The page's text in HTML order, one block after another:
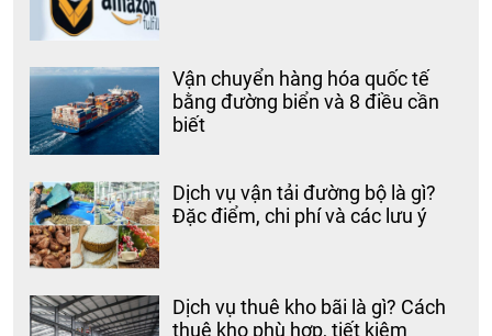
Vận chuyển hàng hóa quốc tế
bằng đường biển và 8 điều cần
biết
Dịch vụ vận tải đường bộ là gì?
Đặc điểm, chi phí và các lưu ý
Dịch vụ thuê kho bãi là gì? Cách
thuê kho phù hợp, tiết kiệm